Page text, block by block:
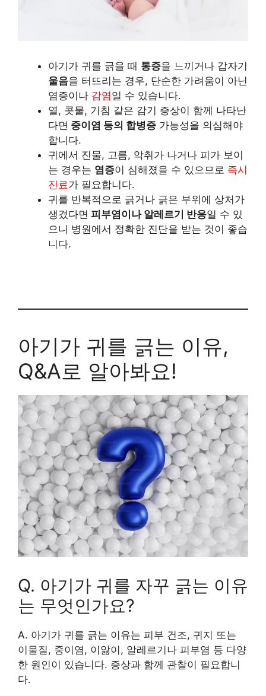
아기가 귀를 긁을 때 통증을 느끼거나 갑자기
울음을 터뜨리는 경우, 단순한 가려움이 아닌
염증이나 감염일 수 있습니다.
열, 콧물, 기침 같은 감기 증상이 함께 나타난
다면 중이염 등의 합병증 가능성을 의심해야
합니다.
귀에서 진물, 고름, 악취가 나거나 피가 보이
는 경우는 염증이 심해졌을 수 있으므로 즉시
진료가 필요합니다.
귀를 반복적으로 긁거나 긁은 부위에 상처가
생겼다면 피부염이나 알레르기 반응일 수 있
으니 병원에서 정확한 진단을 받는 것이 좋습
니다.
아기가 귀를 긁는 이유,
Q&A로 알아봐요!
Q. 아기가 귀를 자꾸 긁는 이유
는 무엇인가요?
A. 아기가 귀를 긁는 이유는 피부 건조, 귀지 또는
이물질, 중이염, 이앓이, 알레르기나 피부염 등 다양
한 원인이 있습니다. 증상과 함께 관찰이 필요합니
다.